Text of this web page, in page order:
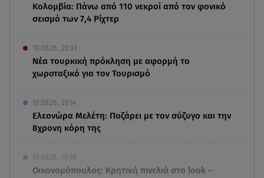
Κολομβία: Πάνω από 110 νεκροί από τον φονικό
σεισμό των 7,4 Ρίχτερ
10.08.26 , 20:33
Νέα τουρκική πρόκληση με αφορμή το
χωροταξικό για τον Τουρισμό
10.08.26 , 20:14
Ελεονώρα Μελέτη: Ποζάρει με τον σύζυγο και την
8χρονη κόρη της
10.08.26 , 19:39
Οικονομόπουλος: Κρητική πινελιά στο look –